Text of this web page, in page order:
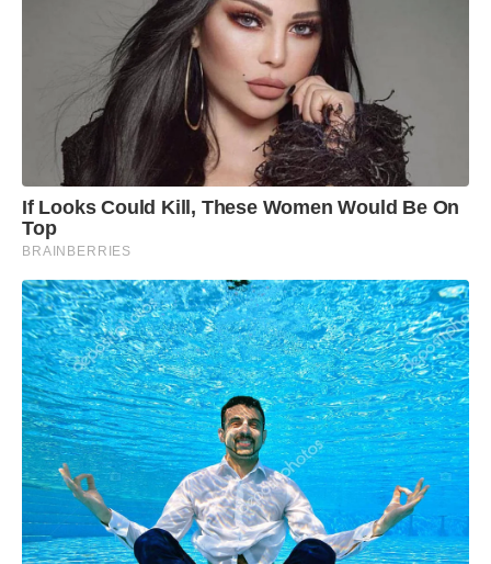
If Looks Could Kill, These Women Would Be On
Top
BRAINBERRIES